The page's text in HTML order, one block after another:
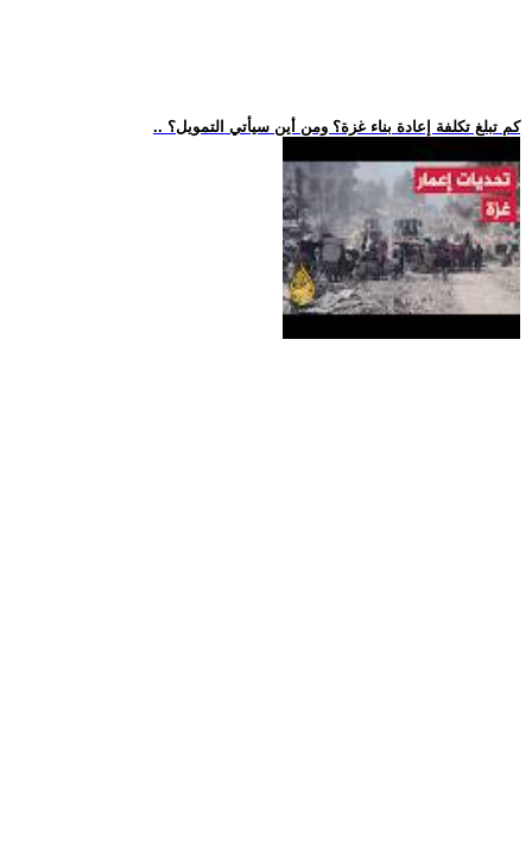
.. كم تبلغ تكلفة إعادة بناء غزة؟ ومن أين سيأتي التمويل؟